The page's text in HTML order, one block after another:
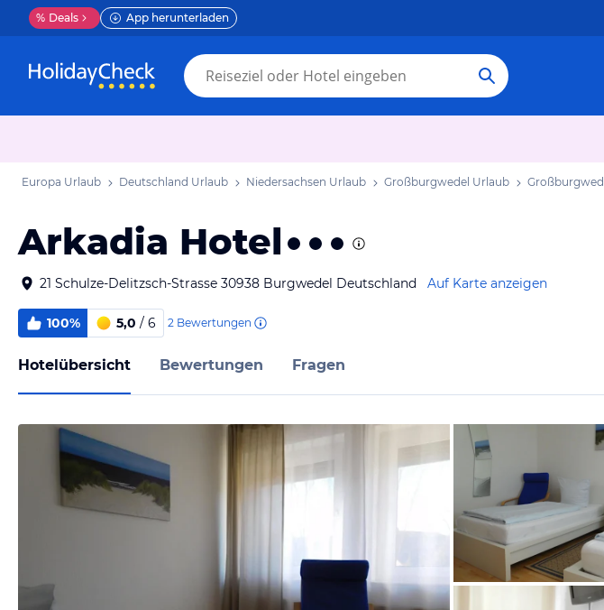
% Deals App herunterladen
Europa Urlaub Deutschland Urlaub Niedersachsen Urlaub Großburgwedel Urlaub
Arkadia Hotel
21 Schulze-Delitzsch-Strasse 30938 Burgwedel Deutschland Auf Karte anzeigen
100% 5,0 / 6 2 Bewertungen
Hotelübersicht Bewertungen Fragen